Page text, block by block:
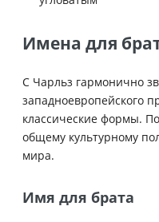
Имена для
С Чарльз гармонично
западноевропейского
классические формы.
общему культурному
мира.
Имя для брата